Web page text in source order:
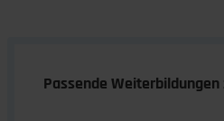
Passende Weiterbildungen